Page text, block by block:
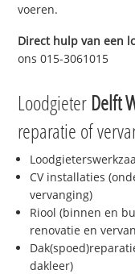
voeren.
Direct hulp van een
ons 015-3061015
Loodgieter Delft
reparatie of
CV installaties
vervanging)
Riool (binnen en
renovatie en
dakleer)